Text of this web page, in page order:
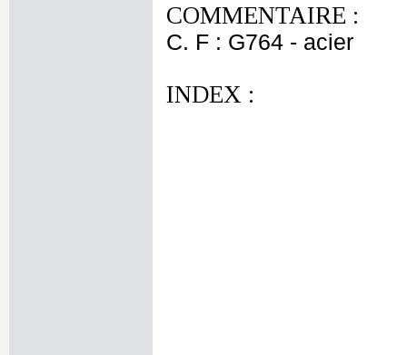
COMMENTAIRE :
C. F : G764 - acier
INDEX :